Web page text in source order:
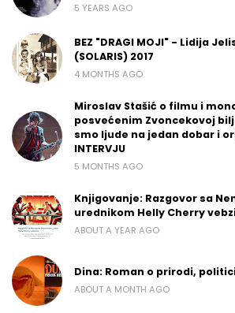
5 YEARS AGO
BEZ "DRAGI MOJI" - Lidija
(SOLARIS) 2017
4 MONTHS AGO
Miroslav Stašić o filmu i
posvećenim Zvoncekovoj
smo ljude na jedan dobar i
INTERVJU
5 MONTHS AGO
Knjigovanje: Razgovor sa
urednikom Helly Cherry
ABOUT A YEAR AGO
Dina: Roman o prirodi,
ABOUT A MONTH AGO